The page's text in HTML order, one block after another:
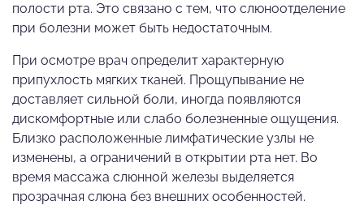
полости рта. Это связано с тем, что слюноотделение
при болезни может быть недостаточным.
При осмотре врач определит характерную
припухлость мягких тканей. Прощупывание не
доставляет сильной боли, иногда появляются
дискомфортные или слабо болезненные ощущения.
Близко расположенные лимфатические узлы не
изменены, а ограничений в открытии рта нет. Во
время массажа слюнной железы выделяется
прозрачная слюна без внешних особенностей.